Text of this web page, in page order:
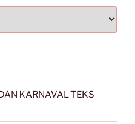
KARNAVAL TEKS